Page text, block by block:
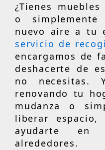
¿Tienes
o
nuevo aire a tu
servicio de
encargamos de
deshacerte de
no necesitas.
renovando tu
mudanza o
liberar espacio,
ayudarte en
alrededores.